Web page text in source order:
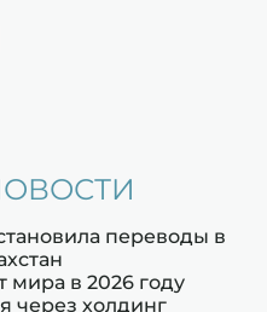
переводы в
мира в 2026 году
через холдинг